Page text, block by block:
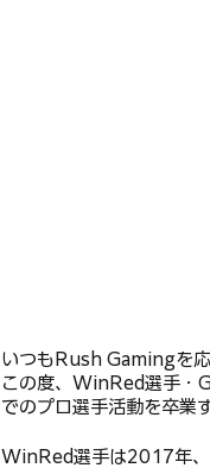
いつもRush Gamingを応
この度、WinRed選手
でのプロ選手活動を卒業
WinRed選手は2017年、